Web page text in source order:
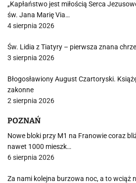
„Kapłaństwo jest miłością Serca
św. Jana Marię Via…
4 sierpnia 2026
Św. Lidia z Tiatyry – pierwsza znana
3 sierpnia 2026
Błogosławiony August Czartoryski.
zakonne
2 sierpnia 2026
POZNAŃ
Nowe bloki przy M1 na Franowie coraz
nawet 1000 mieszk…
6 sierpnia 2026
Za nami kolejna burzowa noc, a to wciąż